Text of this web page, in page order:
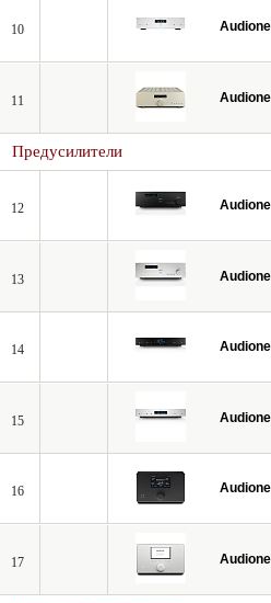
10
11
Предусилители
12
13
14
15
16
17